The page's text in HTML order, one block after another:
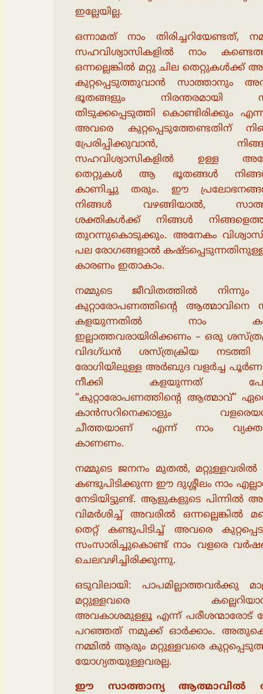
ഇല്ലേയില്ല.
ഒന്നാമത് നാം തിരിച്ചറിയേണ്ടത്,
സഹവിശ്വാസികളിൽ നാം
ഒന്നല്ലെങ്കിൽ മറ്റു ചില തെറ്റുകൾക്ക്
കുറ്റപ്പെടുത്തുവാൻ സാത്താനും
ഭൂതങ്ങളും നിരന്തരമായി
തിടുക്കപ്പെടുത്തി കൊണ്ടിരിക്കും
അവരെ കുറ്റപ്പെടുത്തേണ്ടതിന്
പ്രേരിപ്പിക്കുവാൻ,
സഹവിശ്വാസികളിൽ ഉള്ള
തെറ്റുകൾ ആ ഭൂതങ്ങൾ
കാണിച്ചു തരും. ഈ
നിങ്ങൾ വഴങ്ങിയാൽ,
ശക്തികൾക്ക് നിങ്ങൾ
തുറന്നുകൊടുക്കും. അനേകം
പല രോഗങ്ങളാൽ
കാരണം ഇതാകാം.
നമ്മുടെ ജീവിതത്തിൽ
കുറ്റാരോപണത്തിന്റെ ആത്മാവിനെ
കളയുന്നതിൽ നാം
ഇല്ലാത്തവരായിരിക്കണം – ഒരു
വിദഗ്ധൻ ശസ്ത്രക്രിയ
രോഗിയിലുള്ള അർബുദ വളർച്ച
നീക്കി കളയുന്നത്
“കുറ്റാരോപണത്തിന്റെ ആത്മാവ്”
കാൻസറിനെക്കാളും
ചീത്തയാണ് എന്ന് നാം
കാണണം.
നമ്മുടെ ജനനം മുതൽ, മറ്റുള്ളവരിൽ
കണ്ടുപിടിക്കുന്ന ഈ ദുശ്ശീലം നാം
നേടിയിട്ടുണ്ട്. ആളുകളുടെ പിന്നിൽ
വിമർശിച്ച് അവരിൽ ഒന്നല്ലെങ്കിൽ
തെറ്റ് കണ്ടുപിടിച്ച് അവരെ
സംസാരിച്ചുകൊണ്ട് നാം വളരെ
ചെലവഴിച്ചിരിക്കുന്നു.
ഒടുവിലായി: പാപമില്ലാത്തവർക്കു
മറ്റുള്ളവരെ
അവകാശമുള്ളൂ എന്ന് പരീശന്മാരോട്
പറഞ്ഞത് നമുക്ക് ഓർക്കാം.
നമ്മിൽ ആരും മറ്റുള്ളവരെ
യോഗ്യതയുള്ളവരല്ല.
ഈ സാത്താന്യ ആത്മാവിൽ